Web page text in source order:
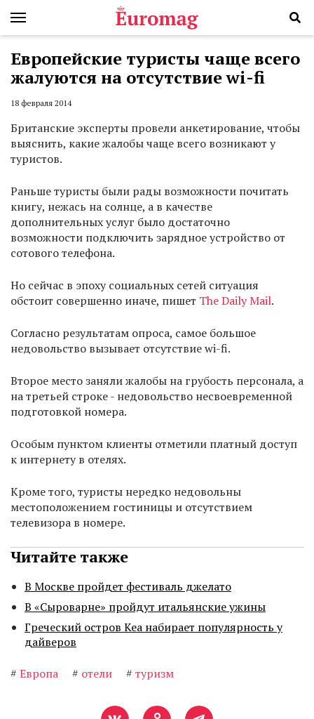
Европейские туристы чаще всего
жалуются на отсутствие wi-fi
18 февраля 2014
Британские эксперты провели анкетирование, чтобы
выяснить, какие жалобы чаще всего возникают у
туристов.
Раньше туристы были рады возможности почитать
книгу, нежась на солнце, а в качестве
дополнительных услуг было достаточно
возможности подключить зарядное устройство от
сотового телефона.
Но сейчас в эпоху социальных сетей ситуация
обстоит совершенно иначе, пишет The Daily Mail.
Согласно результатам опроса, самое большое
недовольство вызывает отсутствие wi-fi.
Второе место заняли жалобы на грубость персонала, а
на третьей строке - недовольство несвоевременной
подготовкой номера.
Особым пунктом клиенты отметили платный доступ
к интернету в отелях.
Кроме того, туристы нередко недовольны
местоположением гостиницы и отсутствием
телевизора в номере.
Читайте также
В Москве пройдет фестиваль джелато
В «Сыроварне» пройдут итальянские ужины
Греческий остров Кеа набирает популярность у
дайверов
# Европа # отели # туризм